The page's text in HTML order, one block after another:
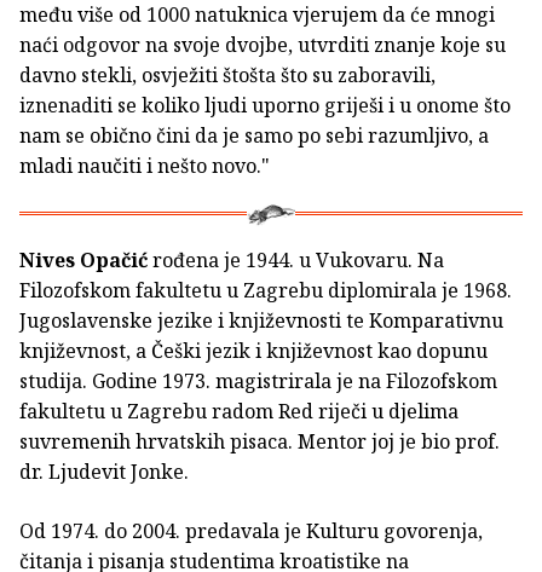
među više od 1000 natuknica vjerujem da će mnogi
naći odgovor na svoje dvojbe, utvrditi znanje koje su
davno stekli, osvježiti štošta što su zaboravili,
iznenaditi se koliko ljudi uporno griješi i u onome što
nam se obično čini da je samo po sebi razumljivo, a
mladi naučiti i nešto novo."
Nives Opačićrođena je 1944. u Vukovaru. Na
Filozofskom fakultetu u Zagrebu diplomirala je 1968.
Jugoslavenske jezike i književnosti te Komparativnu
književnost, a Češki jezik i književnost kao dopunu
studija. Godine 1973. magistrirala je na Filozofskom
fakultetu u Zagrebu radom Red riječi u djelima
suvremenih hrvatskih pisaca. Mentor joj je bio prof.
dr. Ljudevit Jonke.
Od 1974. do 2004. predavala je Kulturu govorenja,
čitanja i pisanja studentima kroatistike na